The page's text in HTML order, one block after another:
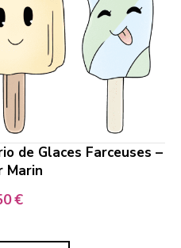
de Glaces Farceuses –
Marin
€